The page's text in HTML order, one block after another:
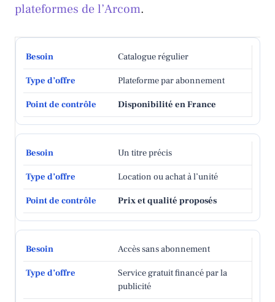
plateformes de l’Arcom.
Catalogue régulier
Plateforme par abonnement
Disponibilité en France
Un titre précis
Location ou achat à l’unité
Prix et qualité proposés
Accès sans abonnement
Service gratuit financé par la
publicité